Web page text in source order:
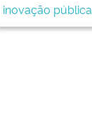
inovação pública